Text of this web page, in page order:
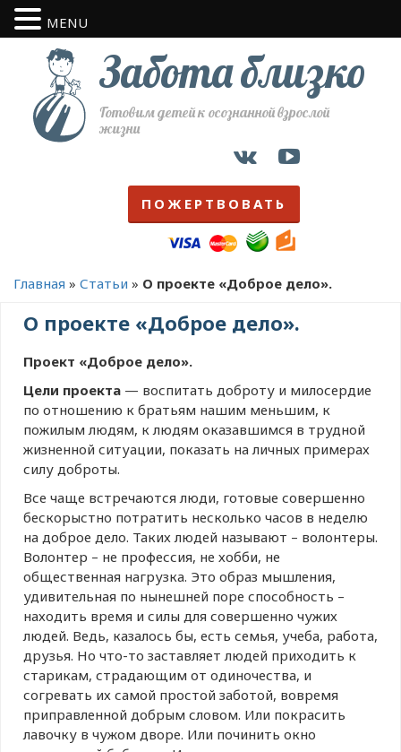
Забота близко
Готовим детей к осознанной взрослой
жизни
ПОЖЕРТВОВАТЬ
Главная » Статьи » О проекте «Доброе дело».
О проекте «Доброе дело».
Проект «Доброе дело».
Цели проекта — воспитать доброту и милосердие
по от­ношению к братьям нашим меньшим, к
пожилым людям, к людям оказавшимся в трудной
жизненной ситуации, показать на личных примерах
силу доброты.
Все чаще встречаются люди, готовые совершенно
бескорыстно потратить несколько часов в неделю
на доброе дело. Таких людей называют – волонтеры.
Волонтер – не профессия, не хобби, не
общественная нагрузка. Это образ мышления,
удивительная по нынешней поре способность –
находить время и силы для совершенно чужих
людей. Ведь, казалось бы, есть семья, учеба, работа,
друзья. Но что-то заставляет людей приходить к
старикам, страдающим от одиночества, и
согревать их самой простой заботой, вовремя
приправленной добрым словом. Или покрасить
лавочку в чужом дворе. Или починить окно
MENU